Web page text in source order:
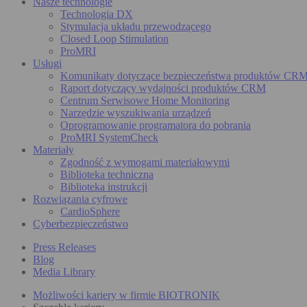
Technologia DX
Stymulacja układu przewodzącego
Closed Loop Stimulation
ProMRI
Usługi
Komunikaty dotyczące bezpieczeństwa produktów
Raport dotyczący wydajności produktów CRM
Centrum Serwisowe Home Monitoring
Narzędzie wyszukiwania urządzeń
Oprogramowanie programatora do pobrania
ProMRI SystemCheck
Materiały
Zgodność z wymogami materiałowymi
Biblioteka techniczna
Biblioteka instrukcji
Rozwiązania cyfrowe
CardioSphere
Cyberbezpieczeństwo
Press Releases
Blog
Media Library
Możliwości kariery w firmie BIOTRONIK